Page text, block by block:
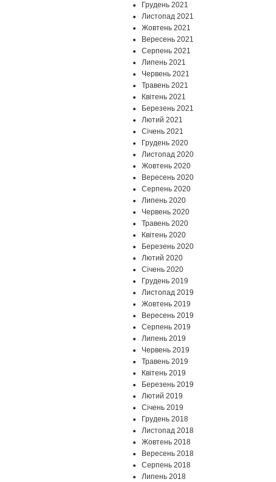
Грудень 2021
Листопад 2021
Жовтень 2021
Вересень 2021
Серпень 2021
Липень 2021
Червень 2021
Травень 2021
Квітень 2021
Березень 2021
Лютий 2021
Січень 2021
Грудень 2020
Листопад 2020
Жовтень 2020
Вересень 2020
Серпень 2020
Липень 2020
Червень 2020
Травень 2020
Квітень 2020
Березень 2020
Лютий 2020
Січень 2020
Грудень 2019
Листопад 2019
Жовтень 2019
Вересень 2019
Серпень 2019
Липень 2019
Червень 2019
Травень 2019
Квітень 2019
Березень 2019
Лютий 2019
Січень 2019
Грудень 2018
Листопад 2018
Жовтень 2018
Вересень 2018
Серпень 2018
Липень 2018